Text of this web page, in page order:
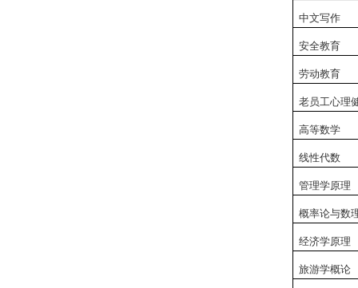
中文写作
安全教育
劳动教育
老员工心理
高等数学
线性代数
管理学原理
概率论与数
经济学原理
旅游学概论